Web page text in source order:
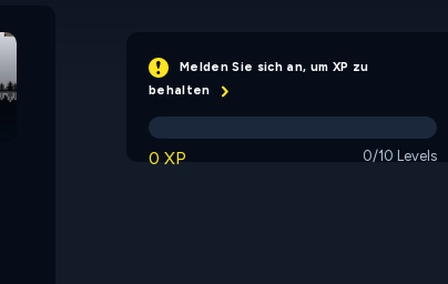
Melden Sie sich an, um XP zu
behalten
0 XP 0/10 Levels